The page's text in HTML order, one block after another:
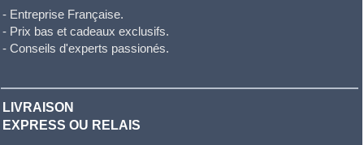
- Entreprise Française.
- Prix bas et cadeaux exclusifs.
- Conseils d'experts passionés.
LIVRAISON
EXPRESS OU RELAIS